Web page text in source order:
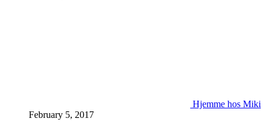
Hjemme hos Miki
February 5, 2017